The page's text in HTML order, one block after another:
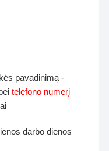
pavadinimą -
telefono numerį
darbo dienos